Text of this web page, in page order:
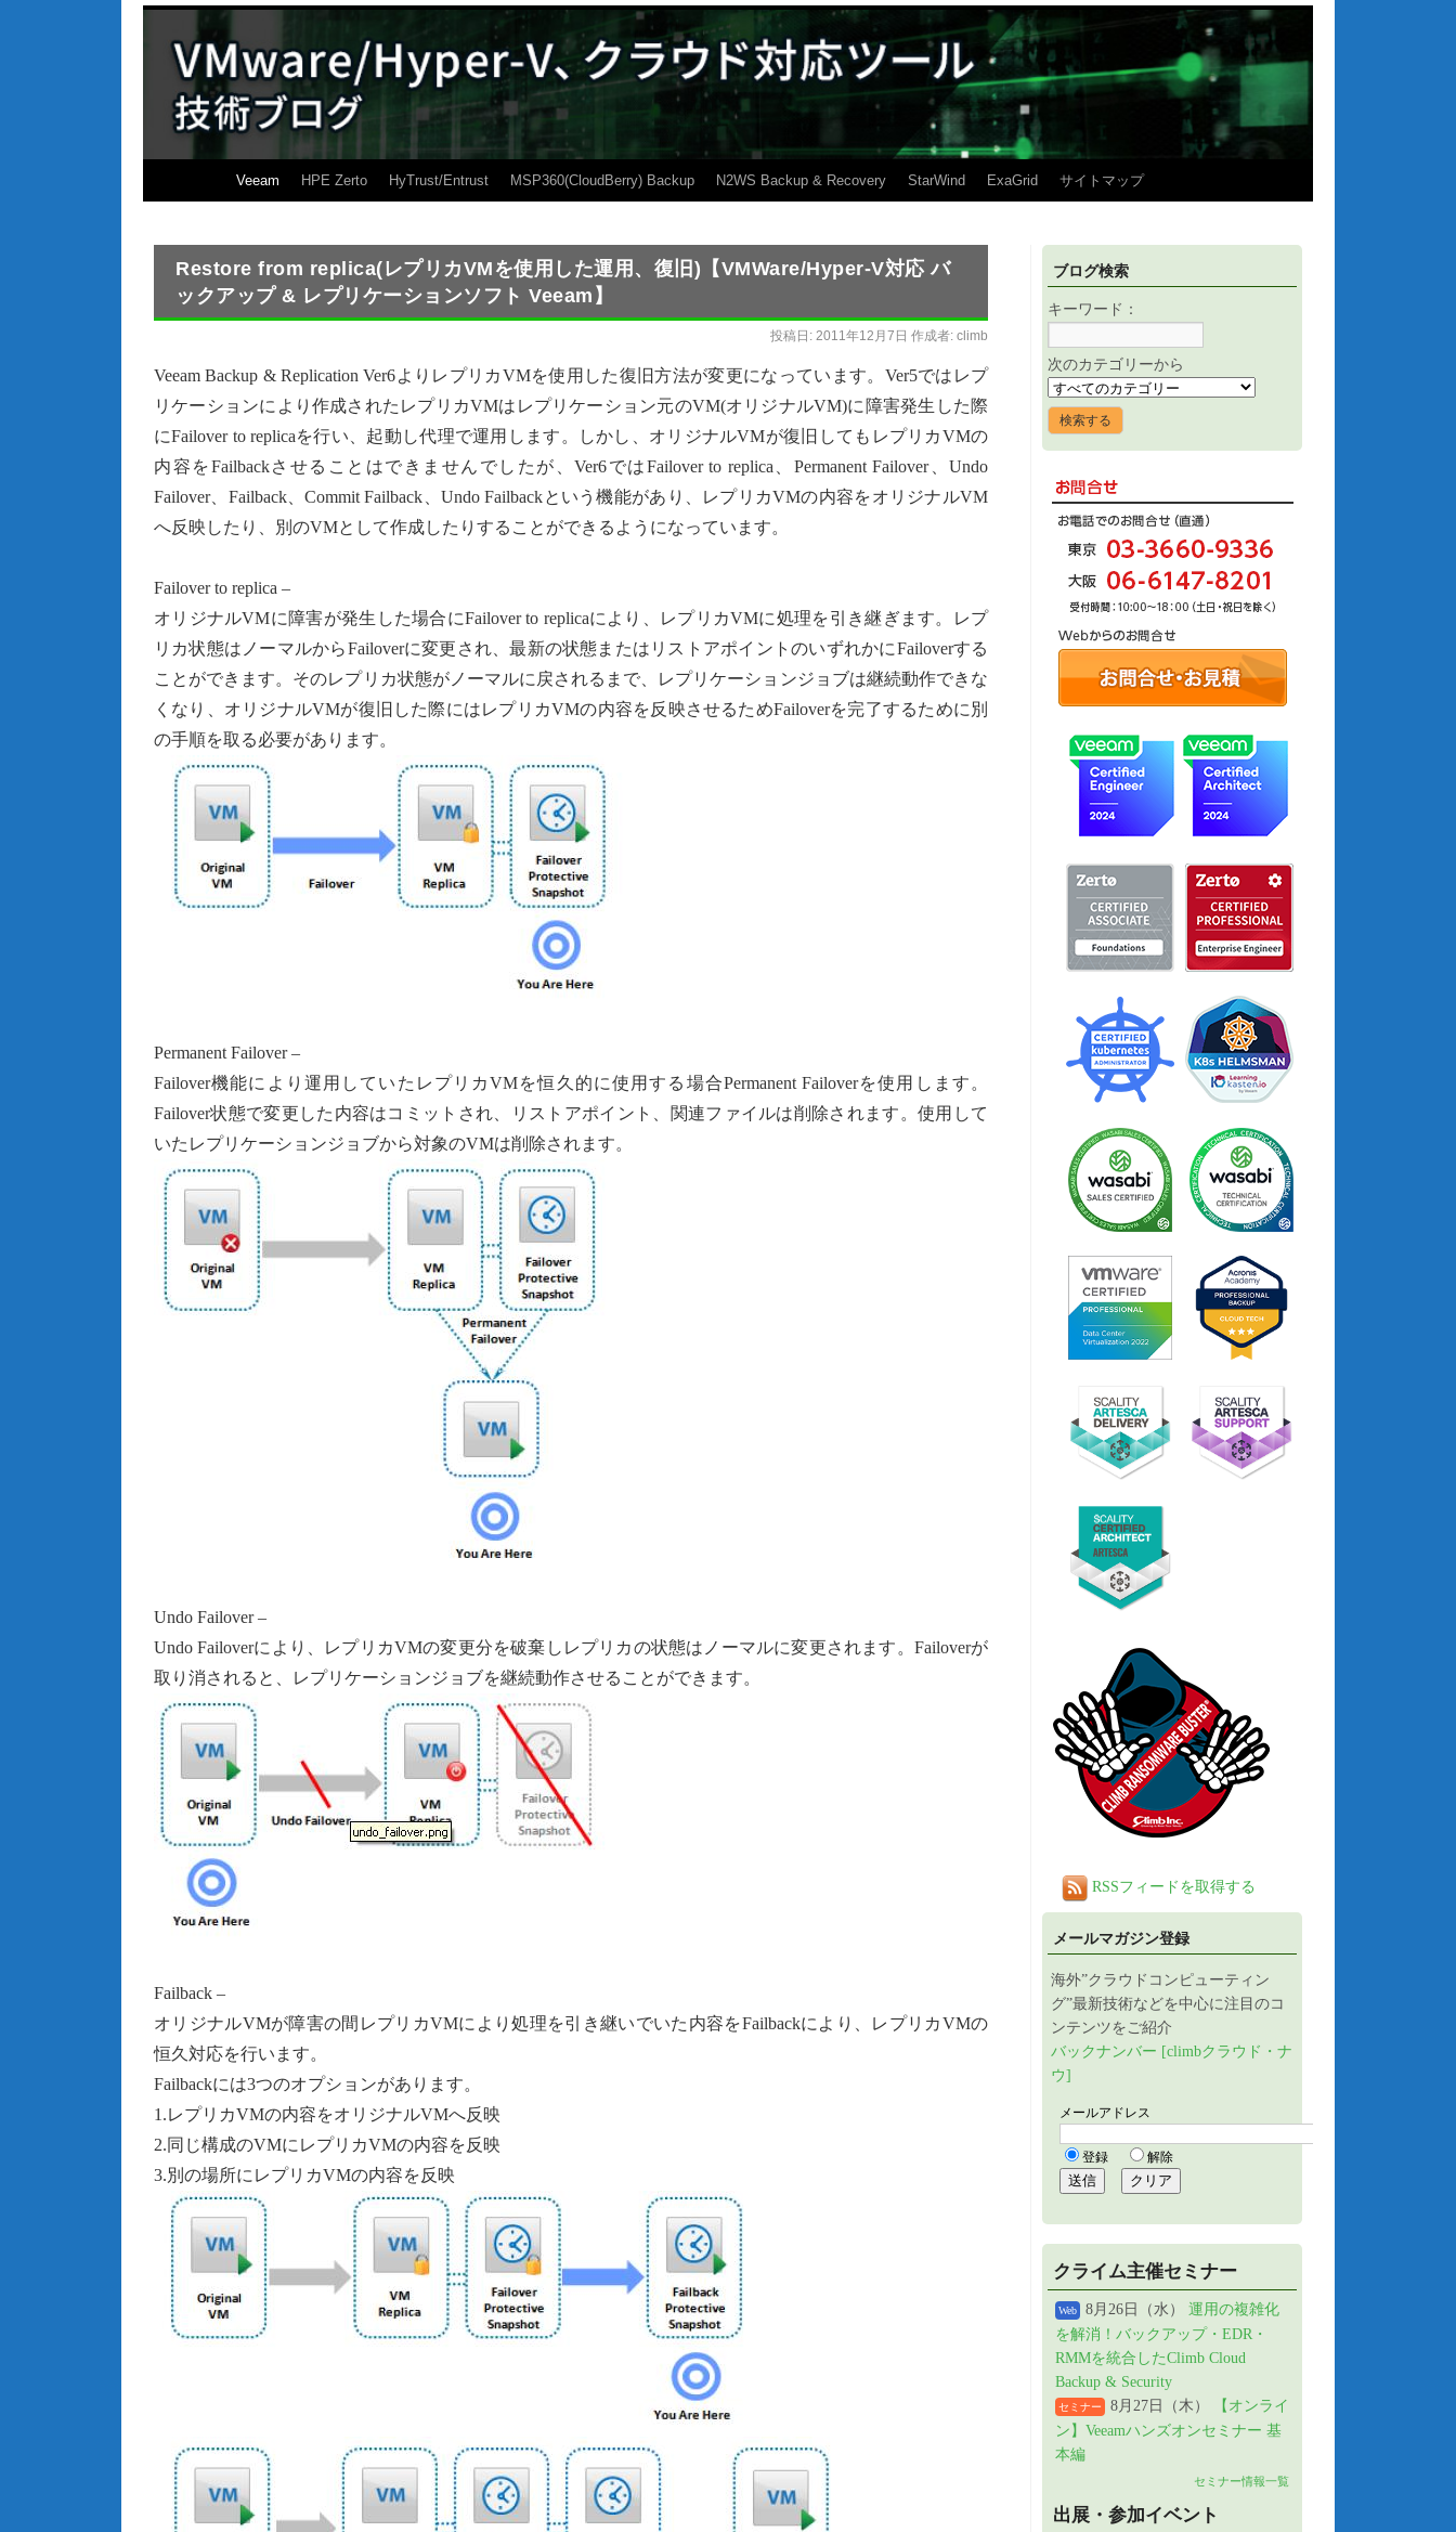
Veeam HPE Zerto HyTrust/Entrust MSP360(CloudBerry) Backup N2WS Backup & Recovery StarWind ExaGrid サイトマップ
Restore from replica(レプリカVMを使用した運用、復旧)【VMWare/Hyper-V対応 バ
ックアップ & レプリケーションソフト Veeam】
投稿日: 2011年12月7日 作成者: climb
Veeam Backup & Replication Ver6よりレプリカVMを使用した復旧方法が変更になっています。Ver5ではレプ
リケーションにより作成されたレプリカVMはレプリケーション元のVM(オリジナルVM)に障害発生した際
にFailover to replicaを行い、起動し代理で運用します。しかし、オリジナルVMが復旧してもレプリカVMの
内容をFailbackさせることはできませんでしたが、Ver6ではFailover to replica、Permanent Failover、Undo
Failover、Failback、Commit Failback、Undo Failbackという機能があり、レプリカVMの内容をオリジナルVM
へ反映したり、別のVMとして作成したりすることができるようになっています。
Failover to replica –
オリジナルVMに障害が発生した場合にFailover to replicaにより、レプリカVMに処理を引き継ぎます。レプ
リカ状態はノーマルからFailoverに変更され、最新の状態またはリストアポイントのいずれかにFailoverする
ことができます。そのレプリカ状態がノーマルに戻されるまで、レプリケーションジョブは継続動作できな
くなり、オリジナルVMが復旧した際にはレプリカVMの内容を反映させるためFailoverを完了するために別
の手順を取る必要があります。
Permanent Failover –
Failover機能により運用していたレプリカVMを恒久的に使用する場合Permanent Failoverを使用します。
Failover状態で変更した内容はコミットされ、リストアポイント、関連ファイルは削除されます。使用して
いたレプリケーションジョブから対象のVMは削除されます。
Undo Failover –
Undo Failoverにより、レプリカVMの変更分を破棄しレプリカの状態はノーマルに変更されます。Failoverが
取り消されると、レプリケーションジョブを継続動作させることができます。
Failback –
オリジナルVMが障害の間レプリカVMにより処理を引き継いでいた内容をFailbackにより、レプリカVMの
恒久対応を行います。
Failbackには3つのオプションがあります。
1.レプリカVMの内容をオリジナルVMへ反映
2.同じ構成のVMにレプリカVMの内容を反映
3.別の場所にレプリカVMの内容を反映
ブログ検索
キーワード：
次のカテゴリーから
RSSフィードを取得する
メールマガジン登録
海外”クラウドコンピューティン
グ”最新技術などを中心に注目のコ
ンテンツをご紹介
バックナンバー [climbクラウド・ナ
ウ]
クライム主催セミナー
Web 8月26日（水） 運用の複雑化
を解消！バックアップ・EDR・
RMMを統合したClimb Cloud
Backup & Security
セミナー 8月27日（木）
【オンライ
ン】Veeamハンズオンセミナー 基
本編
セミナー情報一覧
出展・参加イベント